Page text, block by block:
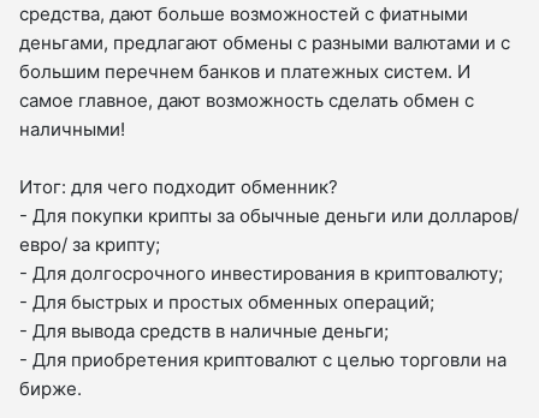
средства, дают больше возможностей с фиатными
деньгами, предлагают обмены с разными валютами и с
большим перечнем банков и платежных систем. И
самое главное, дают возможность сделать обмен с
наличными!
Итог: для чего подходит обменник?
- Для покупки крипты за обычные деньги или долларов/
евро/ за крипту;
- Для долгосрочного инвестирования в криптовалюту;
- Для быстрых и простых обменных операций;
- Для вывода средств в наличные деньги;
- Для приобретения криптовалют с целью торговли на
бирже.